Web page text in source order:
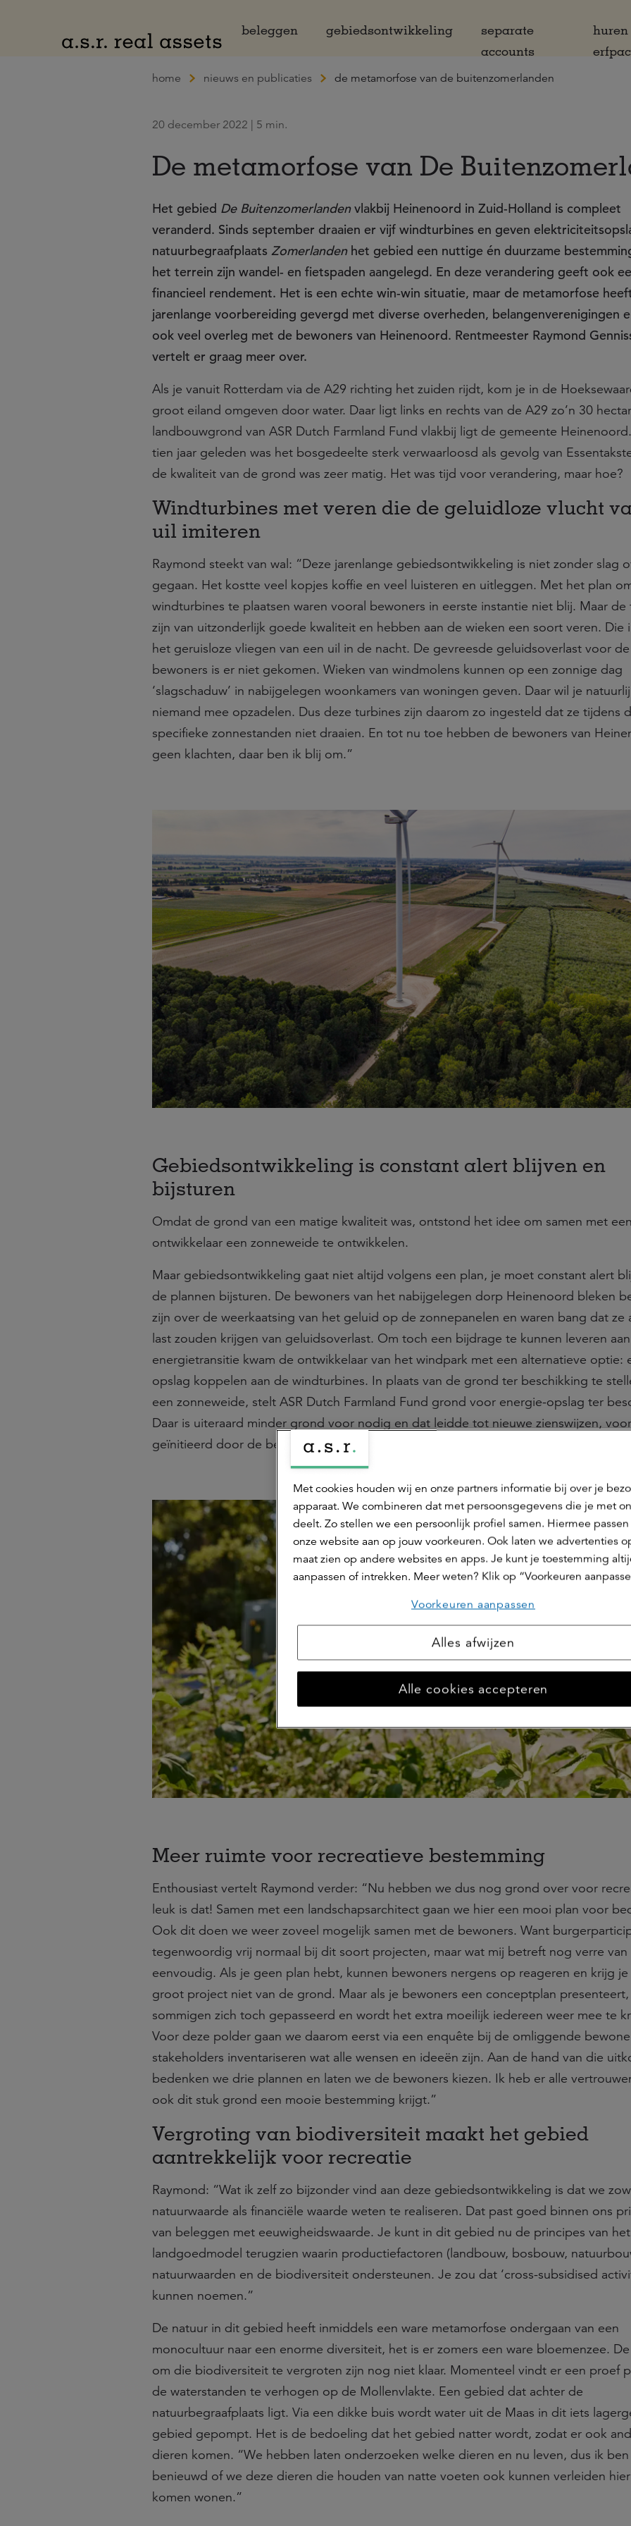
beleggen
gebiedsontwikkeling
separate
accounts
huren
home nieuws en publicaties de metamorfose van de buitenzomerlanden
20 december 2022 | 5 min.
De metamorfose van De
Het gebied De Buitenzomerlandenvlakbij Heinenoord in Zuid-Holland is compleet
veranderd. Sinds september draaien er vijf windturbines en geven
natuurbegraafplaats Zomerlandenhet gebied een nuttige én duurzame
het terrein zijn wandel- en fietspaden aangelegd. En deze verandering geeft ook
financieel rendement. Het is een echte win-win situatie, maar de metamorfose
jarenlange voorbereiding gevergd met diverse overheden, belangenverenigingen
ook veel overleg met de bewoners van Heinenoord. Rentmeester Raymond
vertelt er graag meer over.
Als je vanuit Rotterdam via de A29 richting het zuiden rijdt, kom je in de
groot eiland omgeven door water. Daar ligt links en rechts van de A29 zo’n 30
landbouwgrond van ASR Dutch Farmland Fund vlakbij ligt de gemeente
tien jaar geleden was het bosgedeelte sterk verwaarloosd als gevolg van
de kwaliteit van de grond was zeer matig. Het was tijd voor verandering, maar hoe?
Windturbines met veren die de geluidloze vlucht
uil imiteren
Raymond steekt van wal: “Deze jarenlange gebiedsontwikkeling is niet zonder slag
gegaan. Het kostte veel kopjes koffie en veel luisteren en uitleggen. Met het plan
windturbines te plaatsen waren vooral bewoners in eerste instantie niet blij. Maar de
zijn van uitzonderlijk goede kwaliteit en hebben aan de wieken een soort veren. Die
het geruisloze vliegen van een uil in de nacht. De gevreesde geluidsoverlast voor de
bewoners is er niet gekomen. Wieken van windmolens kunnen op een zonnige dag
‘slagschaduw’ in nabijgelegen woonkamers van woningen geven. Daar wil je
niemand mee opzadelen. Dus deze turbines zijn daarom zo ingesteld dat ze tijdens
specifieke zonnestanden niet draaien. En tot nu toe hebben de bewoners van
geen klachten, daar ben ik blij om.”
Gebiedsontwikkeling is constant alert blijven en
bijsturen
Omdat de grond van een matige kwaliteit was, ontstond het idee om samen met
ontwikkelaar een zonneweide te ontwikkelen.
Maar gebiedsontwikkeling gaat niet altijd volgens een plan, je moet constant alert
de plannen bijsturen. De bewoners van het nabijgelegen dorp Heinenoord bleken
zijn over de weerkaatsing van het geluid op de zonnepanelen en waren bang dat ze
last zouden krijgen van geluidsoverlast. Om toch een bijdrage te kunnen leveren
energietransitie kwam de ontwikkelaar van het windpark met een alternatieve optie:
opslag koppelen aan de windturbines. In plaats van de grond ter beschikking te
een zonneweide, stelt ASR Dutch Farmland Fund grond voor energie-opslag ter
Daar is uiteraard minder grond voor nodig en dat leidde tot nieuwe zienswijzen,
geïnitieerd door de bewoners van Heinenoord.
Meer ruimte voor recreatieve bestemming
Enthousiast vertelt Raymond verder: “Nu hebben we dus nog grond over voor
leuk is dat! Samen met een landschapsarchitect gaan we hier een mooi plan voor
Ook dit doen we weer zoveel mogelijk samen met de bewoners. Want
tegenwoordig vrij normaal bij dit soort projecten, maar wat mij betreft nog verre van
eenvoudig. Als je geen plan hebt, kunnen bewoners nergens op reageren en krijg je
groot project niet van de grond. Maar als je bewoners een conceptplan
sommigen zich toch gepasseerd en wordt het extra moeilijk iedereen weer mee te
Voor deze polder gaan we daarom eerst via een enquête bij de omliggende
stakeholders inventariseren wat alle wensen en ideeën zijn. Aan de hand van die
bedenken we drie plannen en laten we de bewoners kiezen. Ik heb er alle
ook dit stuk grond een mooie bestemming krijgt.”
Vergroting van biodiversiteit maakt het gebied
aantrekkelijk voor recreatie
Raymond: “Wat ik zelf zo bijzonder vind aan deze gebiedsontwikkeling is dat we
natuurwaarde als financiële waarde weten te realiseren. Dat past goed binnen ons
van beleggen met eeuwigheidswaarde. Je kunt in dit gebied nu de principes van het
landgoedmodel terugzien waarin productiefactoren (landbouw, bosbouw,
natuurwaarden en de biodiversiteit ondersteunen. Je zou dat ‘cross-subsidised
kunnen noemen.”
De natuur in dit gebied heeft inmiddels een ware metamorfose ondergaan van een
monocultuur naar een enorme diversiteit, het is er zomers een ware bloemenzee.
om die biodiversiteit te vergroten zijn nog niet klaar. Momenteel vindt er een proef
de waterstanden te verhogen op de Mollenvlakte. Een gebied dat achter de
natuurbegraafplaats ligt. Via een dikke buis wordt water uit de Maas in dit iets
gebied gepompt. Het is de bedoeling dat het gebied natter wordt, zodat er ook
dieren komen. “We hebben laten onderzoeken welke dieren en nu leven, dus ik
benieuwd of we deze dieren die houden van natte voeten ook kunnen verleiden
komen wonen.”
Met cookies houden wij en onze partners informatie bij over je
apparaat. We combineren dat met persoonsgegevens die je met
deelt. Zo stellen we een persoonlijk profiel samen. Hiermee
onze website aan op jouw voorkeuren. Ook laten we advertenties
maat zien op andere websites en apps. Je kunt je toestemming
aanpassen of intrekken. Meer weten? Klik op “Voorkeuren
Voorkeuren aanpassen
Alles afwijzen
Alle cookies accepteren